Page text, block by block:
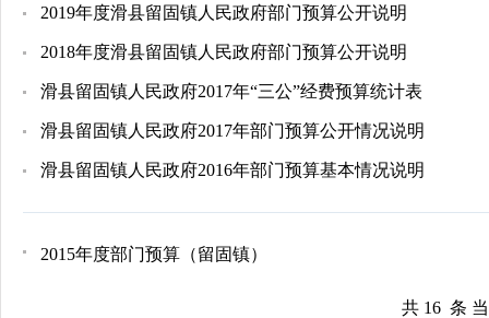
2019年度滑县留固镇人民政府部门预算公开说明
2018年度滑县留固镇人民政府部门预算公开说明
滑县留固镇人民政府2017年“三公”经费预算统计表
滑县留固镇人民政府2017年部门预算公开情况说明
滑县留固镇人民政府2016年部门预算基本情况说明
2015年度部门预算（留固镇）
共 16 条